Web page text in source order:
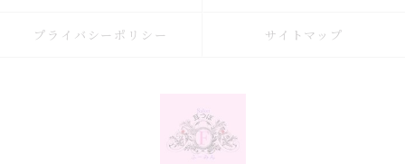
プライバシーポリシー サイトマップ